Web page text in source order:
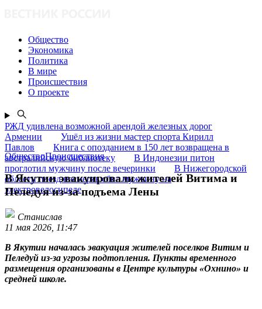
Общество
Экономика
Политика
В мире
Происшествия
О проекте
РЖД удивлена возможной арендой железных дорог
Армении
Ушёл из жизни мастер спорта Кирилл
Павлов
Книга с опозданием в 150 лет возвращена в
австралийскую библиотеку
В Индонезии питон
проглотил мужчину после вечеринки
В Нижегородской
области поезд насмерть сбил мужчину на
электровелосипеде
ОбществоПроисшествия
В Якутии эвакуировали жителей Витима и
Пеледуя из-за подъема Лены
Станислав
11 мая 2026, 11:47
В Якутии началась эвакуация жителей поселков Витим и
Пеледуй из-за угрозы подтопления. Пункты временного
размещения организованы в Центре культуры «Охнино» и
средней школе.